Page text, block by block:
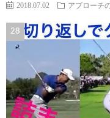
2018.07.02 アプローチ